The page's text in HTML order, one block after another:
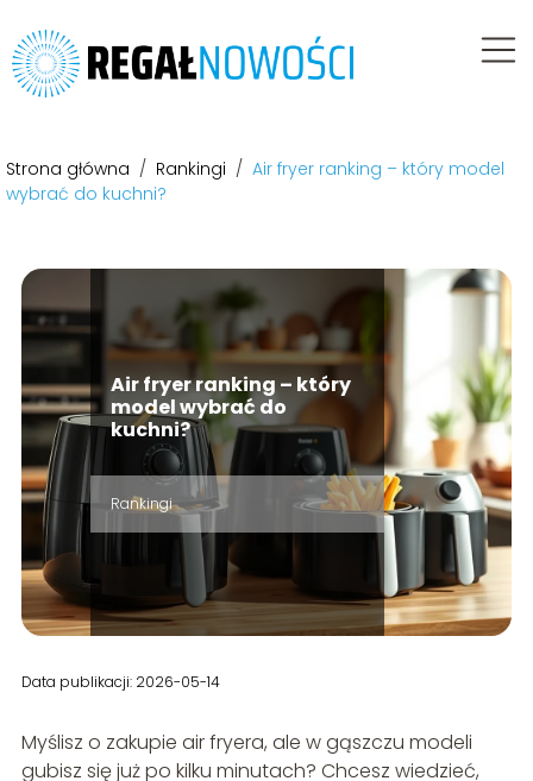
Strona główna / Rankingi / Air fryer ranking – który model
wybrać do kuchni?
Air fryer ranking – który
model wybrać do
kuchni?
Rankingi
Data publikacji: 2026-05-14
Myślisz o zakupie air fryera, ale w gąszczu modeli
gubisz się już po kilku minutach? Chcesz wiedzieć,